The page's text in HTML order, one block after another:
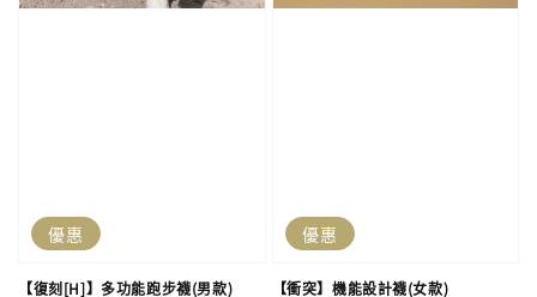
優惠
【復刻[H]】多功能跑步襪(男款)
優惠
【衝突】機能設計襪(女款)